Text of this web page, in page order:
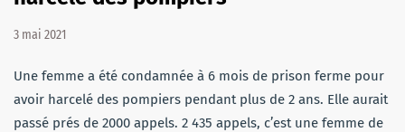
3 mai 2021
Une femme a été condamnée à 6 mois de prison ferme pour
avoir harcelé des pompiers pendant plus de 2 ans. Elle aurait
passé prés de 2000 appels. 2 435 appels, c’est une femme de